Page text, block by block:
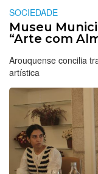
SOCIEDADE
Museu
“Arte com
Arouquense concilia
artística